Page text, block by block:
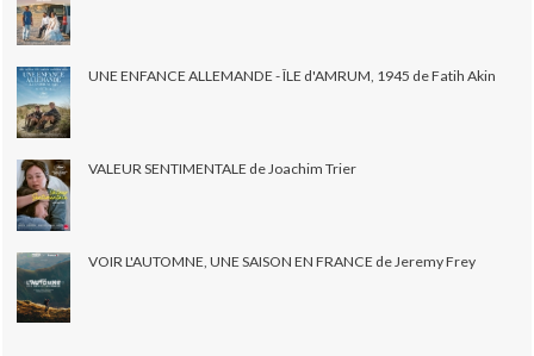
UNE ENFANCE ALLEMANDE - ÎLE d'AMRUM, 1945 de Fatih Akin
VALEUR SENTIMENTALE de Joachim Trier
VOIR L'AUTOMNE, UNE SAISON EN FRANCE de Jeremy Frey